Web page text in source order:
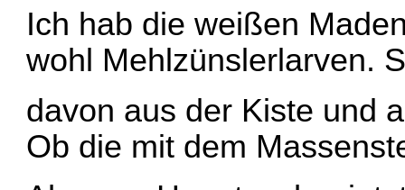
Ich hab die weißen
wohl Mehlzünslerlarven.
davon aus der Kiste und
Ob die mit dem